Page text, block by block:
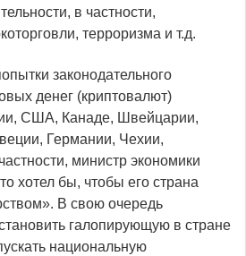
в частности,
терроризма и т.д.
законодательного
денег (криптовалют)
США, Канаде, Швейцарии,
Германии, Чехии,
министр экономики
хотел бы, чтобы его страна
В свою очередь
галопирующую в стране
национальную